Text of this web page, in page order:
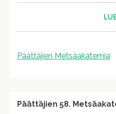
Päättäjien Metsäakatemia
Päättäjien 58.